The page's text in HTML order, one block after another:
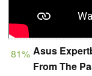
81% Asus
From The